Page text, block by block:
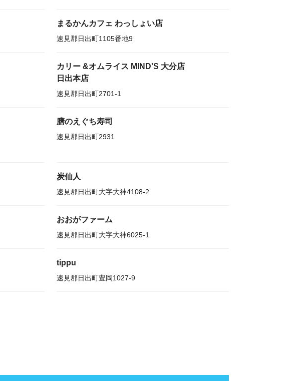
まるかんカフェ わっしょい店
速見郡日出町1105番地9
カリー &オムライス MIND'S 大分店
日出本店
速見郡日出町2701-1
膳のえぐち寿司
速見郡日出町2931
炭仙人
速見郡日出町大字大神4108-2
おおがファーム
速見郡日出町大字大神6025-1
tippu
速見郡日出町豊岡1027-9